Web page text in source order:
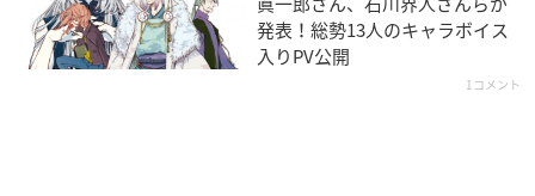
発表！総勢13人のキャラボイス
入りPV公開
1コメント